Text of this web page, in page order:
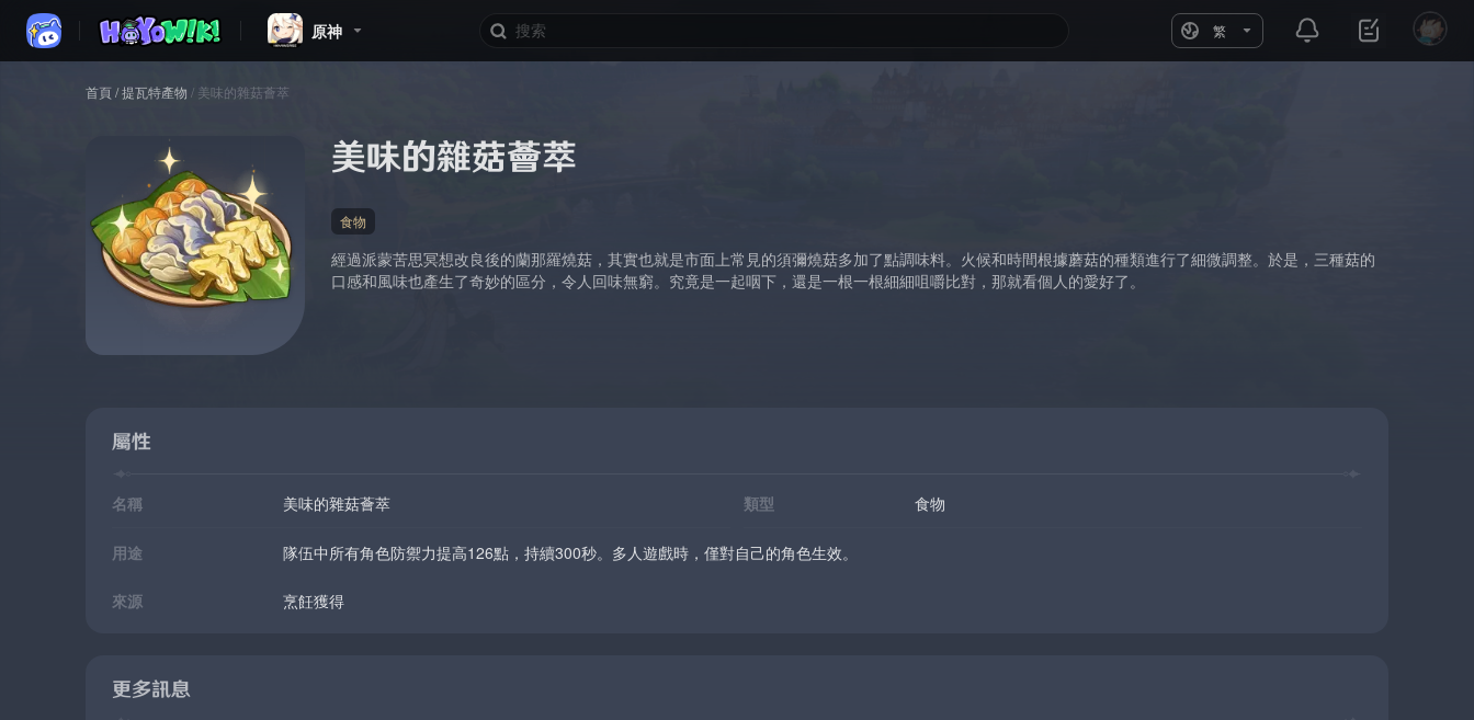
原神 繁
首頁/提瓦特產物 / 美味的雜菇薈萃
美味的雜菇薈萃
食物
經過派蒙苦思冥想改良後的蘭那羅燒菇，其實也就是市面上常見的須彌燒菇多加了點調味料。火候和時間根據蘑菇的種類進行了細微調整。於是，三種菇的
口感和風味也產生了奇妙的區分，令人回味無窮。究竟是一起咽下，還是一根一根細細咀嚼比對，那就看個人的愛好了。
屬性
名稱 美味的雜菇薈萃 類型 食物
用途 隊伍中所有角色防禦力提高126點，持續300秒。多人遊戲時，僅對自己的角色生效。
來源 烹飪獲得
更多訊息